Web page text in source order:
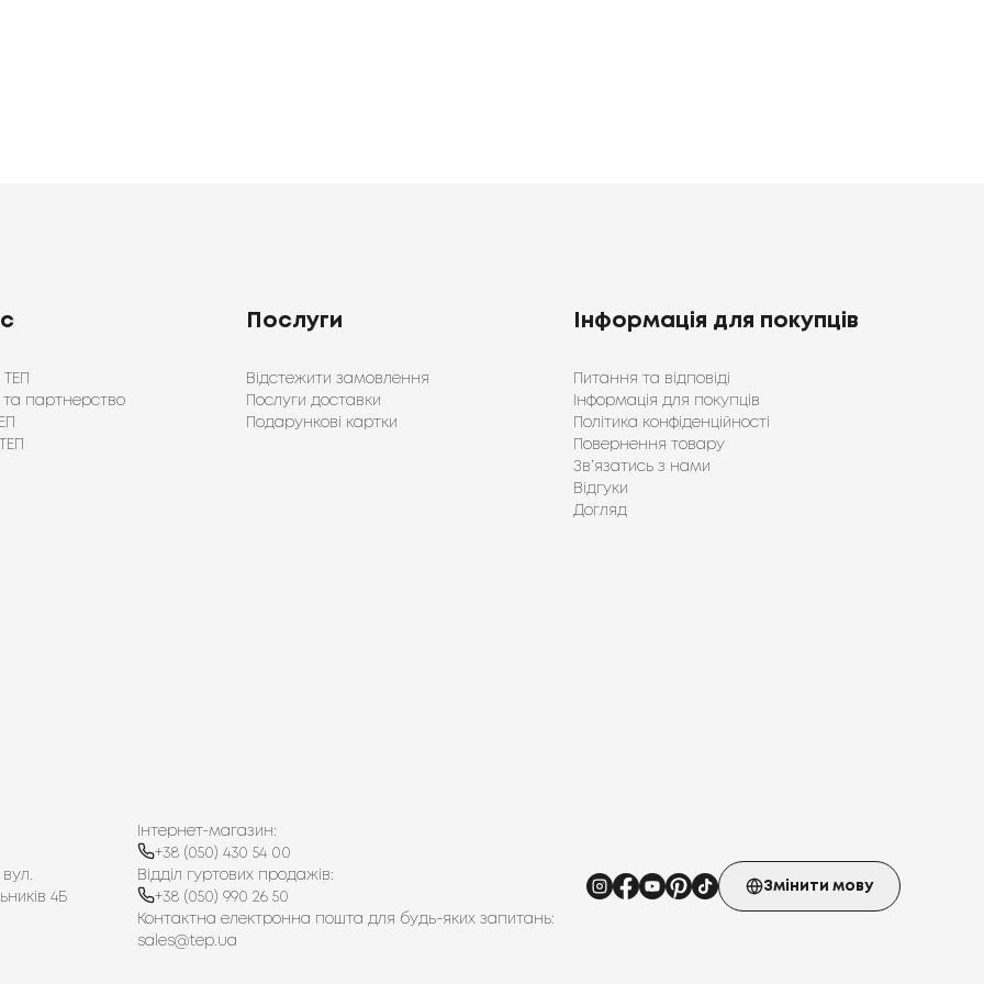
впишуться в інтер'єр ванної кімнати.
смак і стиль.
цих рекомендацій
щадному режимі;
виникнення запаху вогкості.
і допоможе зберегти приємний рівень
ванній, але і на відчуття турботи про себе
матеріал, розмір і дизайн — ціна рушника
Порівняйте кілька варіантів, щоб знайти
домашнього комфорту — рушники
ідеальні моделі для всієї родини!
та партнерство
Послуги
Відстежити замовлення
Послуги доставки
Подарункові картки
Інформація для покупців
Питання та відповіді
Інформація для покупців
Політика конфіденційності
Повернення товару
Зв’язатись з нами
Відгуки
Догляд
4Б
Інтернет-магазин:
+38 (050) 430 54 00
Відділ гуртових продажів:
+38 (050) 990 26 50
Контактна електронна пошта для будь-яких запитань:
sales@tep.ua
Змінити мову